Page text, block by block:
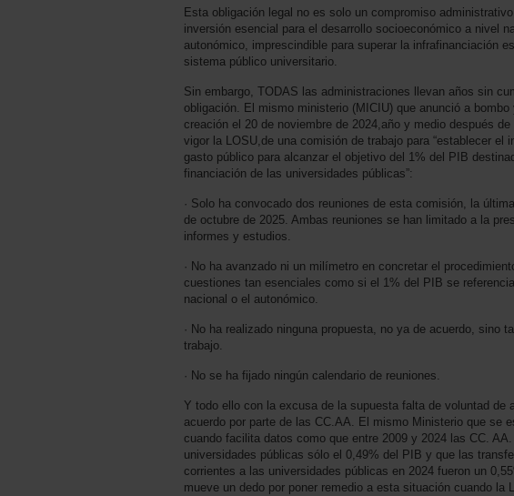
Esta obligación legal no es solo un compromiso
inversión esencial para el desarrollo socioeconómico a nivel
autonómico, imprescindible para superar la infrafinanciación
sistema público universitario.
Sin embargo, TODAS las administraciones llevan años sin
obligación. El mismo ministerio (MICIU) que anunció a bombo
creación el 20 de noviembre de 2024,año y medio después de
vigor la LOSU,de una comisión de trabajo para “establecer el
gasto público para alcanzar el objetivo del 1% del PIB
financiación de las universidades públicas”:
· Solo ha convocado dos reuniones de esta comisión, la
de octubre de 2025. Ambas reuniones se han limitado a la
informes y estudios.
· No ha avanzado ni un milímetro en concretar el
cuestiones tan esenciales como si el 1% del PIB se
nacional o el autonómico.
· No ha realizado ninguna propuesta, no ya de acuerdo, sino
trabajo.
· No se ha fijado ningún calendario de reuniones.
Y todo ello con la excusa de la supuesta falta de voluntad de
acuerdo por parte de las CC.AA. El mismo Ministerio que se
cuando facilita datos como que entre 2009 y 2024 las CC.
universidades públicas sólo el 0,49% del PIB y que las
corrientes a las universidades públicas en 2024 fueron un
mueve un dedo por poner remedio a esta situación cuando la